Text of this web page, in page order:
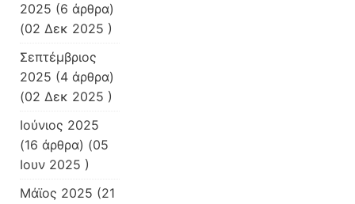
2025 (6 άρθρα)
(02 Δεκ 2025 )
Σεπτέμβριος
2025 (4 άρθρα)
(02 Δεκ 2025 )
Ιούνιος 2025
(16 άρθρα) (05
Ιουν 2025 )
Μάϊος 2025 (21